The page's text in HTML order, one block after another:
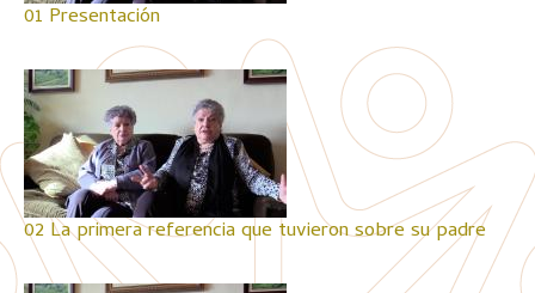
01 Presentación
02 La primera referencia que tuvieron sobre su padre